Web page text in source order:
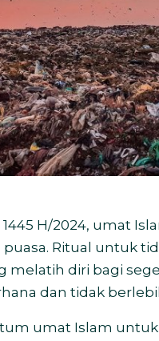
H/2024, umat
Ritual untuk
melatih diri bagi
dan tidak
umat Islam